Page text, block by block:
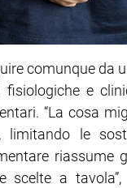
comunque da
e
“La cosa
limitando le
a tavola”,